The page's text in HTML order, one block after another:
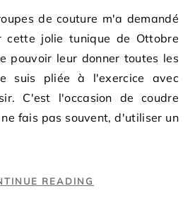
de couture m'a demandé
cette jolie tunique de Ottobre
pouvoir leur donner toutes les
suis pliée à l'exercice avec
C'est l'occasion de coudre
fais pas souvent, d'utiliser un
READING